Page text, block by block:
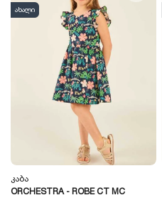
ახალი
Კაბა
ORCHESTRA - ROBE CT MC